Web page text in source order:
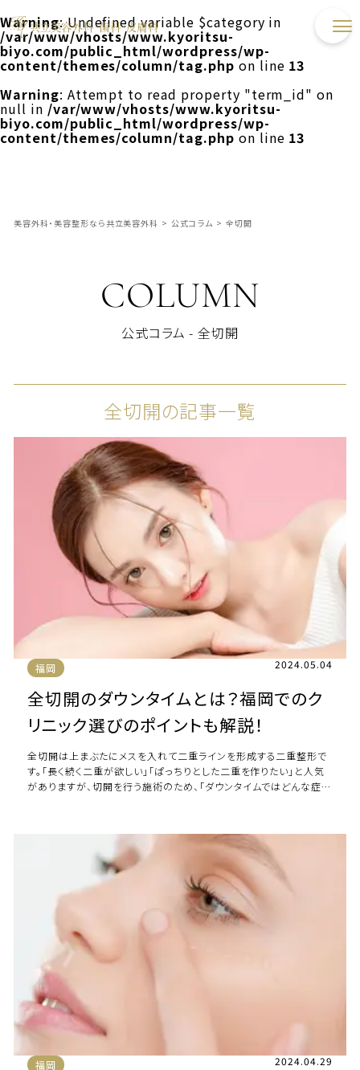
Warning: Undefined variable $category in
/var/www/vhosts/www.kyoritsu-
biyo.com/public_html/wordpress/wp-
content/themes/column/tag.php on line 13
Warning: Attempt to read property "term_id" on
null in /var/www/vhosts/www.kyoritsu-
biyo.com/public_html/wordpress/wp-
content/themes/column/tag.php on line 13
美容外科・美容整形なら共立美容外科 > 公式コラム > 全切開
COLUMN
公式コラム - 全切開
全切開の記事一覧
福岡 2024.05.04
全切開のダウンタイムとは？福岡でのク
リニック選びのポイントも解説！
全切開は上まぶたにメスを入れて二重ラインを形成する二重整形で
す。「長く続く二重が欲しい」「ぱっちりとした二重を作りたい」と人気
がありますが、切開を行う施術のため、「ダウンタイムではどんな症状
福岡 2024.04.29